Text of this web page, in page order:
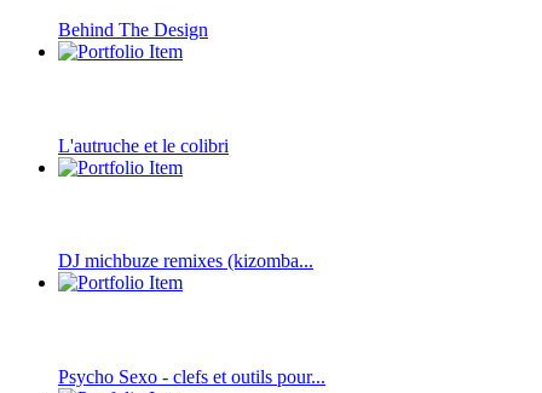
Behind The Design
L'autruche et le colibri
DJ michbuze remixes (kizomba...
Psycho Sexo - clefs et outils pour...